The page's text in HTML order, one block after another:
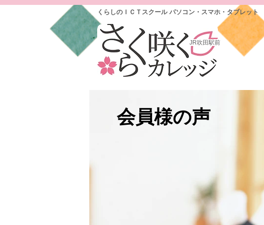
くらしのＩＣＴスクール パソコン・スマホ・タブレット
JR吹田駅前
会員様の声